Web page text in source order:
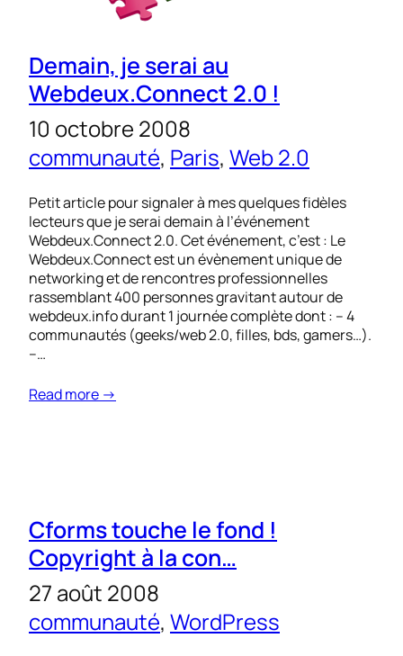
Demain, je serai au
Webdeux.Connect 2.0 !
10 octobre 2008
communauté, Paris, Web 2.0
Petit article pour signaler à mes quelques fidèles
lecteurs que je serai demain à l’événement
Webdeux.Connect 2.0. Cet événement, c’est : Le
Webdeux.Connect est un évènement unique de
networking et de rencontres professionnelles
rassemblant 400 personnes gravitant autour de
webdeux.info durant 1 journée complète dont : – 4
communautés (geeks/web 2.0, filles, bds, gamers…).
–…
Read more →
Cforms touche le fond !
Copyright à la con…
27 août 2008
communauté, WordPress